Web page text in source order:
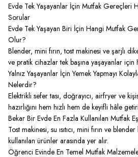
Evde Tek Yaşayanlar İçin Mutfak Gereçleri
Sorular
Evde Tek Yaşayan Biri İçin Hangi Mutfak
Olur?
Blender, mini fırın, tost makinesi ve şarjlı
ve pratik cihazlar tek başına yaşayanlar için
Yalnız Yaşayanlar İçin Yemek Yapmayı
Nelerdir?
Elektrikli sefer tası, doğrayıcı, airfryer ve
hazırlığını hem hızlı hem de keyifli hâle
Bekar Bir Evde En Fazla Kullanılan Mutfak
Tost makinesi, su ısıtıcı, mini fırın ve
kullanılan ürünler arasında yer alır.
Öğrenci Evinde En Temel Mutfak